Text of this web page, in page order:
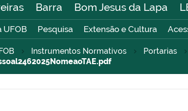
Barra Bom Jesus da Lapa
UFOB Pesquisa Extensão e Cultura
Instrumentos Normativos Portarias